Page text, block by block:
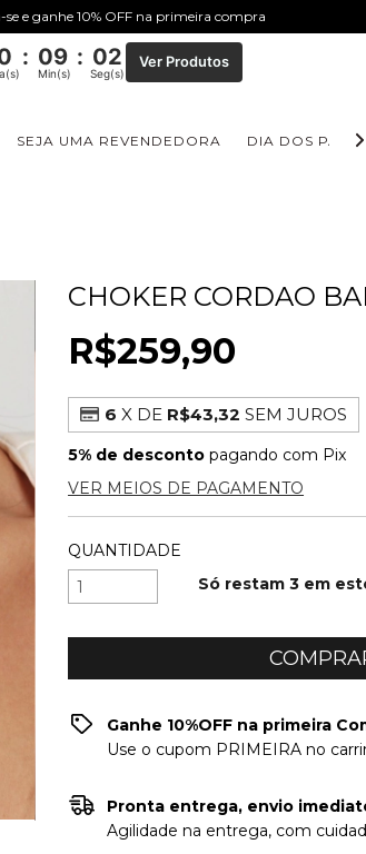
e ganhe 10% OFF na primeira compra
: 09 : 01
Min(s) Seg(s)
Ver Produtos
SEJA UMA REVENDEDORA DIA DOS PAIS
CHOKER CORDAO
R$259,90
6 X DE R$43,32 SEM JUROS
5% de desconto pagando com Pix
VER MEIOS DE PAGAMENTO
QUANTIDADE
Só restam3 em
Ganhe 10%OFF na primeira
Use o cupom PRIMEIRA no
Pronta entrega, envio
Agilidade na entrega, com